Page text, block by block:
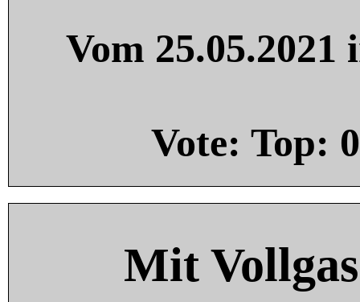
Vom
Vote: Top: 0
Mit